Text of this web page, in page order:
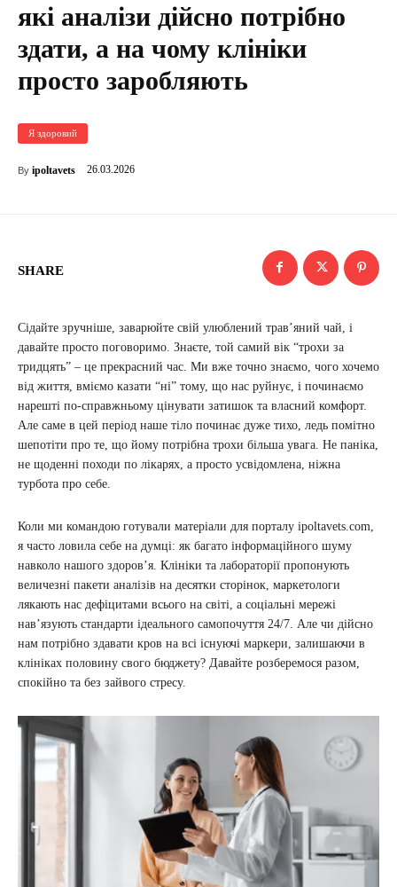
які аналізи дійсно потрібно
здати, а на чому клініки
просто заробляють
Я здоровий
By ipoltavets 26.03.2026
SHARE
Сідайте зручніше, заварюйте свій улюблений трав’яний чай, і
давайте просто поговоримо. Знаєте, той самий вік “трохи за
тридцять” – це прекрасний час. Ми вже точно знаємо, чого хочемо
від життя, вміємо казати “ні” тому, що нас руйнує, і починаємо
нарешті по-справжньому цінувати затишок та власний комфорт.
Але саме в цей період наше тіло починає дуже тихо, ледь помітно
шепотіти про те, що йому потрібна трохи більша увага. Не паніка,
не щоденні походи по лікарях, а просто усвідомлена, ніжна
турбота про себе.
Коли ми командою готували матеріали для порталу ipoltavets.com,
я часто ловила себе на думці: як багато інформаційного шуму
навколо нашого здоров’я. Клініки та лабораторії пропонують
величезні пакети аналізів на десятки сторінок, маркетологи
лякають нас дефіцитами всього на світі, а соціальні мережі
нав’язують стандарти ідеального самопочуття 24/7. Але чи дійсно
нам потрібно здавати кров на всі існуючі маркери, залишаючи в
клініках половину свого бюджету? Давайте розберемося разом,
спокійно та без зайвого стресу.